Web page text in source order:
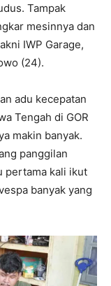
Tampak
mesinnya dan
IWP Garage,
(24).
adu kecepatan
Tengah di GOR
makin banyak.
panggilan
pertama kali ikut
banyak yang